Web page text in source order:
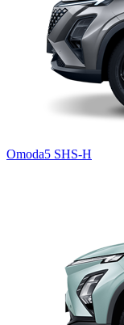
Omoda5 SHS-H